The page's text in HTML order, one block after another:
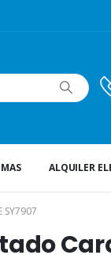
ALQUILER
SY7907